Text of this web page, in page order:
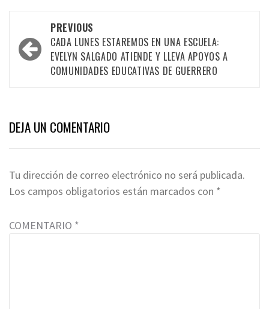
navigation
PREVIOUS
CADA LUNES ESTAREMOS EN UNA ESCUELA:
EVELYN SALGADO ATIENDE Y LLEVA APOYOS A
COMUNIDADES EDUCATIVAS DE GUERRERO
DEJA UN COMENTARIO
Tu dirección de correo electrónico no será publicada.
Los campos obligatorios están marcados con *
COMENTARIO *